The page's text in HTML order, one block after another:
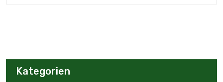
Kategorien